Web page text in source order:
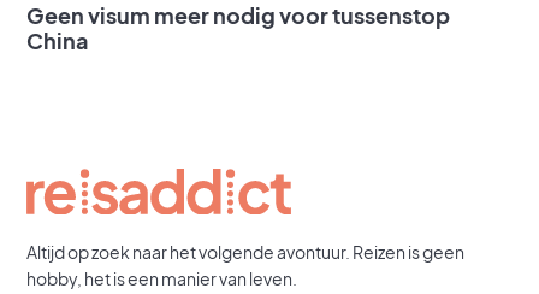
Geen visum meer nodig voor tussenstop
China
Altijd op zoek naar het volgende avontuur. Reizen is geen
hobby, het is een manier van leven.